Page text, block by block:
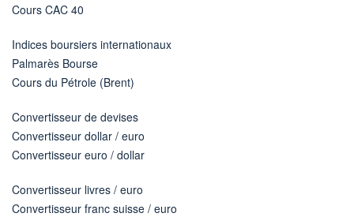
Cours CAC 40
Indices boursiers internationaux
Palmarès Bourse
Cours du Pétrole (Brent)
Convertisseur de devises
Convertisseur dollar / euro
Convertisseur euro / dollar
Convertisseur livres / euro
Convertisseur franc suisse / euro